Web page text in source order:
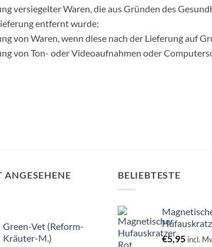
versiegelter Waren, die aus Gründen des
entfernt wurde;
von Waren, wenn diese nach der Lieferung auf
von Ton- oder Videoaufnahmen oder
ANGESEHENE
Green-Vet (Reform-
Kräuter-M.)
BELIEBTESTE
€5,95 incl.